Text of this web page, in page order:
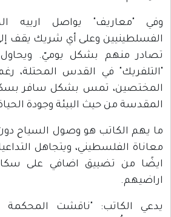
وفي "معاريف" يواصل ارييه
الفسلطينيين وعلى أي شريك يقف
تصادر منهم بشكل يوميّ. ويحاول
"التلفريك" في القدس المحتلة،
المختصين، تمس بشكل سافر
المقدسة من حيث البيئة وجودة
ما يهم الكاتب هو وصول السياح
معاناة الفلسطيني، ويتجاهل
ايضًا من تضييق اضافي على
اراضيهم.
يدعي الكاتب: "ناقشت المحكمة